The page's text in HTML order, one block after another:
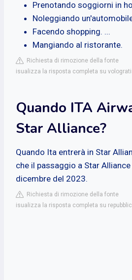
Prenotando soggiorni in
Noleggiando
Facendo shopping. ...
Mangiando al ristorante.
Richiesta di rimozione della fonte
isualizza la risposta completa su
Quando ITA
Star Alliance?
Quando Ita entrerà in Star
che il passaggio a Star
dicembre del 2023.
Richiesta di rimozione della fonte
isualizza la risposta completa su